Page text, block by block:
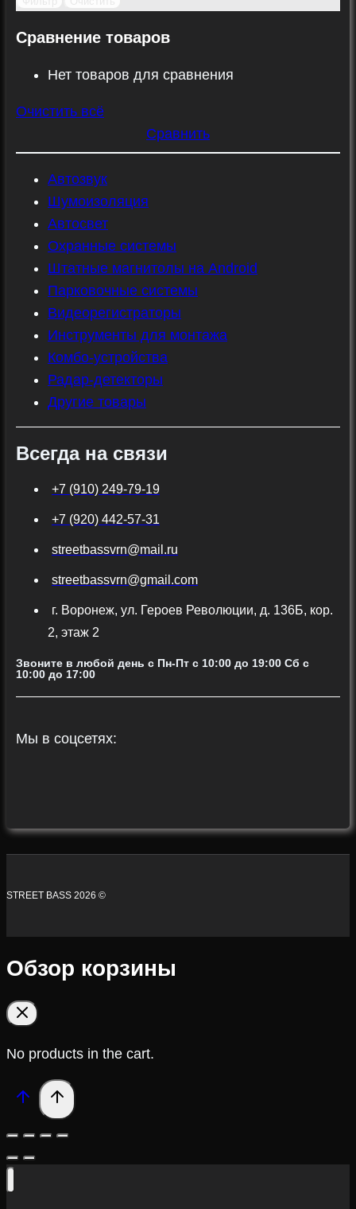
Сравнение товаров
Нет товаров для сравнения
Очистить всё
Сравнить
Автозвук
Шумоизоляция
Автосвет
Охранные системы
Штатные магнитолы на Android
Парковочные системы
Видеорегистраторы
Инструменты для монтажа
Комбо-устройства
Радар-детекторы
Другие товары
Всегда на связи
+7 (910) 249-79-19
+7 (920) 442-57-31
streetbassvrn@mail.ru
streetbassvrn@gmail.com
г. Воронеж, ул. Героев Революции, д. 136Б, кор.
2, этаж 2
Звоните в любой день с Пн-Пт c 10:00 до 19:00 Сб с
10:00 до 17:00
Мы в соцсетях:
STREET BASS 2026 ©
Обзор корзины
No products in the cart.